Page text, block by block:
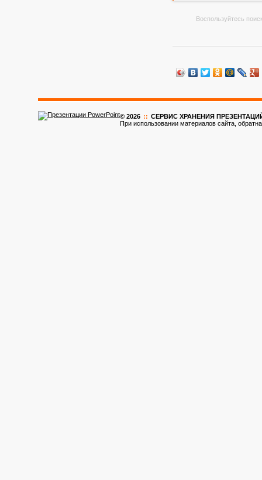
Воспользуйтесь
© 2026 :: CЕРВИС ХРАНЕНИЯ ПРЕЗЕНТАЦИЙ
При использовании материалов сайта,